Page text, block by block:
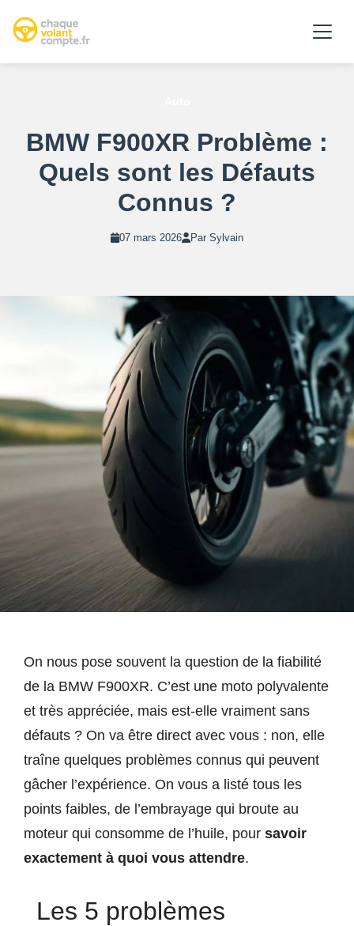
BMW F900XR Problème :
Quels sont les Défauts
Connus ?
07 mars 2026 Par Sylvain
On nous pose souvent la question de la fiabilité
de la BMW F900XR. C’est une moto polyvalente
et très appréciée, mais est-elle vraiment sans
défauts ? On va être direct avec vous : non, elle
traîne quelques problèmes connus qui peuvent
gâcher l’expérience. On vous a listé tous les
points faibles, de l’embrayage qui broute au
moteur qui consomme de l’huile, pour savoir
exactement à quoi vous attendre.
Les 5 problèmes